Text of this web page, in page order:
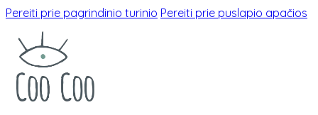
Pereiti prie pagrindinio turinio Pereiti prie puslapio apačios